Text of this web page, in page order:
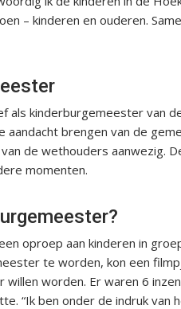
– kinderen en ouderen.
als kinderburgemeester van
aandacht brengen van de
de wethouders aanwezig.
momenten.
oproep aan kinderen in
te worden, kon een
worden. Er waren 6
“Ik ben onder de indruk van